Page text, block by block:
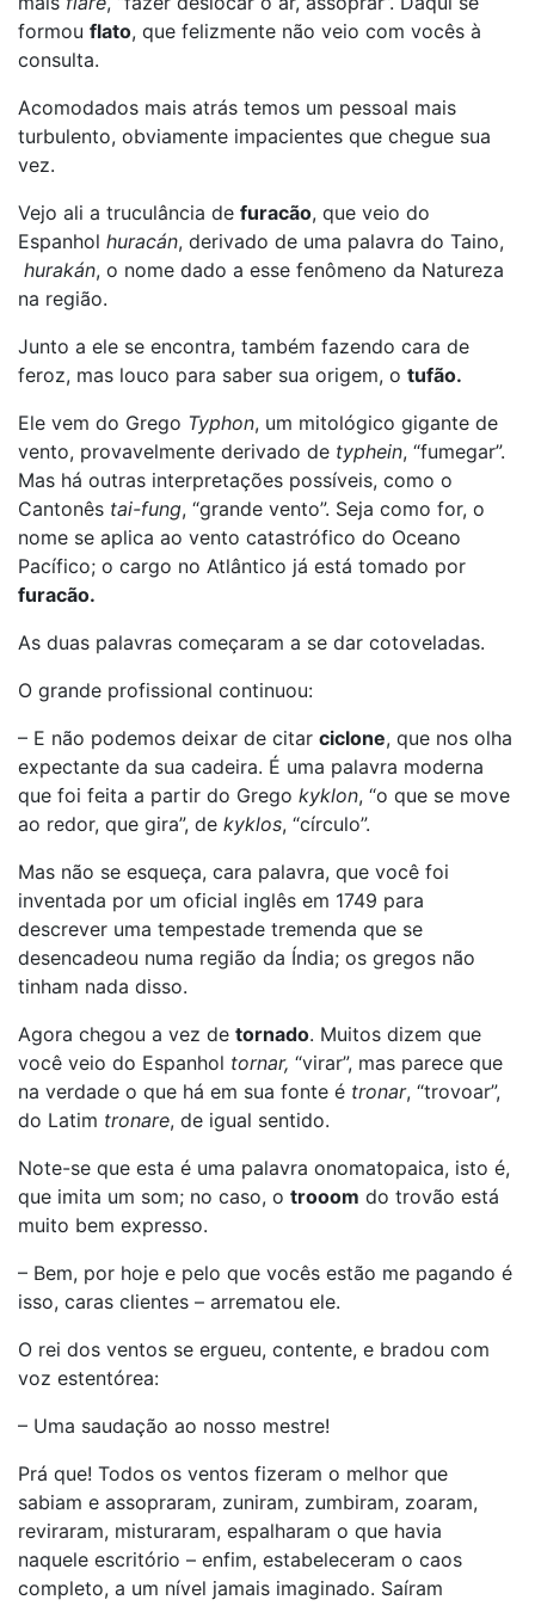
formou flato, que felizmente não veio com vocês à
consulta.
Acomodados mais atrás temos um pessoal mais
turbulento, obviamente impacientes que chegue sua
vez.
Vejo ali a truculância de furacão, que veio do
Espanhol huracán, derivado de uma palavra do Taino,
hurakán, o nome dado a esse fenômeno da Natureza
na região.
Junto a ele se encontra, também fazendo cara de
feroz, mas louco para saber sua origem, o tufão.
Ele vem do Grego Typhon, um mitológico gigante de
vento, provavelmente derivado de typhein, “fumegar”.
Mas há outras interpretações possíveis, como o
Cantonês tai-fung, “grande vento”. Seja como for, o
nome se aplica ao vento catastrófico do Oceano
Pacífico; o cargo no Atlântico já está tomado por
furacão.
As duas palavras começaram a se dar cotoveladas.
O grande profissional continuou:
– E não podemos deixar de citar ciclone, que nos olha
expectante da sua cadeira. É uma palavra moderna
que foi feita a partir do Grego kyklon, “o que se move
ao redor, que gira”, de kyklos, “círculo”.
Mas não se esqueça, cara palavra, que você foi
inventada por um oficial inglês em 1749 para
descrever uma tempestade tremenda que se
desencadeou numa região da Índia; os gregos não
tinham nada disso.
Agora chegou a vez de tornado. Muitos dizem que
você veio do Espanhol tornar, “virar”, mas parece que
na verdade o que há em sua fonte é tronar, “trovoar”,
do Latim tronare, de igual sentido.
Note-se que esta é uma palavra onomatopaica, isto é,
que imita um som; no caso, o trooom do trovão está
muito bem expresso.
– Bem, por hoje e pelo que vocês estão me pagando é
isso, caras clientes – arrematou ele.
O rei dos ventos se ergueu, contente, e bradou com
voz estentórea:
– Uma saudação ao nosso mestre!
Prá que! Todos os ventos fizeram o melhor que
sabiam e assopraram, zuniram, zumbiram, zoaram,
reviraram, misturaram, espalharam o que havia
naquele escritório – enfim, estabeleceram o caos
completo, a um nível jamais imaginado. Saíram